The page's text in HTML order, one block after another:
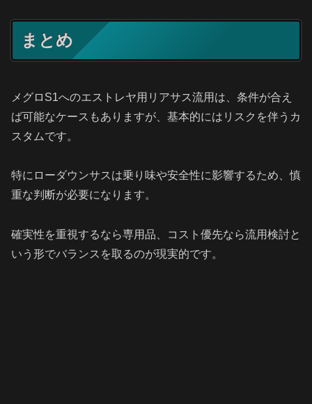
まとめ
メグロS1へのエストレヤ用リアサス流用は、条件が合え
ば可能なケースもありますが、基本的にはリスクを伴うカ
スタムです。
特にローダウンサスは乗り味や安全性に影響するため、慎
重な判断が必要になります。
確実性を重視するなら専用品、コスト優先なら流用検討と
いう形でバランスを取るのが現実的です。